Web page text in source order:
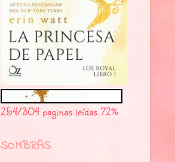
254/304 paginas leídas 72%
SOMBRAS